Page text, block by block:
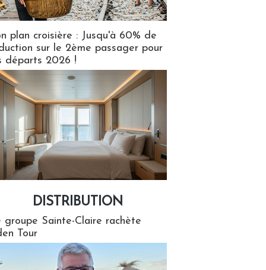
plan croisière : Jusqu'à 60% de
sur le 2ème passager pour
départs 2026 !
DISTRIBUTION
groupe Sainte-Claire rachète
Tour